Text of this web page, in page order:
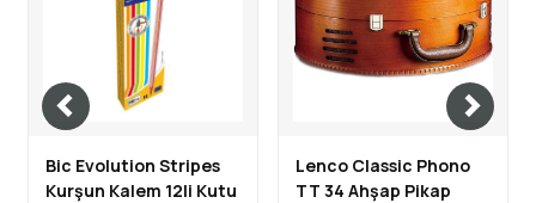
Bic Evolution Stripes
Kurşun Kalem 12li Kutu
Lenco Classic Phono
TT 34 Ahşap Pikap